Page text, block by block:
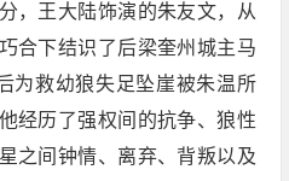
，王大陆饰演的朱友文，从
合下结识了后梁奎州城主马
为救幼狼失足坠崖被朱温所
经历了强权间的抗争、狼性
之间钟情、离弃、背叛以及